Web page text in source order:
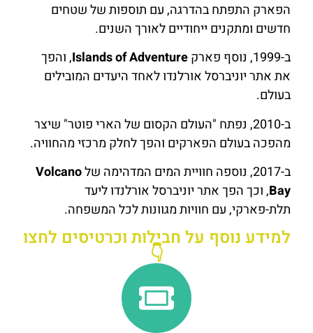
הפארק התפתח בהדרגה, עם תוספות של שטחים
חדשים ומתקנים ייחודיים לאורך השנים.
ב-1999, נוסף פארק
Islands of Adventure, והפך
את אתר יוניברסל אורלנדו לאחד היעדים המובילים
בעולם.
ב-2010, נפתח "העולם הקסום של הארי פוטר" שיצר
מהפכה בעולם הפארקים והפך לחלק מרכזי מהחוויה.
ב-2017, נוספה חוויית המים המדהימה של
Volcano
Bay, וכך הפך אתר יוניברסל אורלנדו ליעד
תלת-פארקי, עם חוויות מגוונות לכל המשפחה.
למידע נוסף על חבילות וכרטיסים לחצו
👇